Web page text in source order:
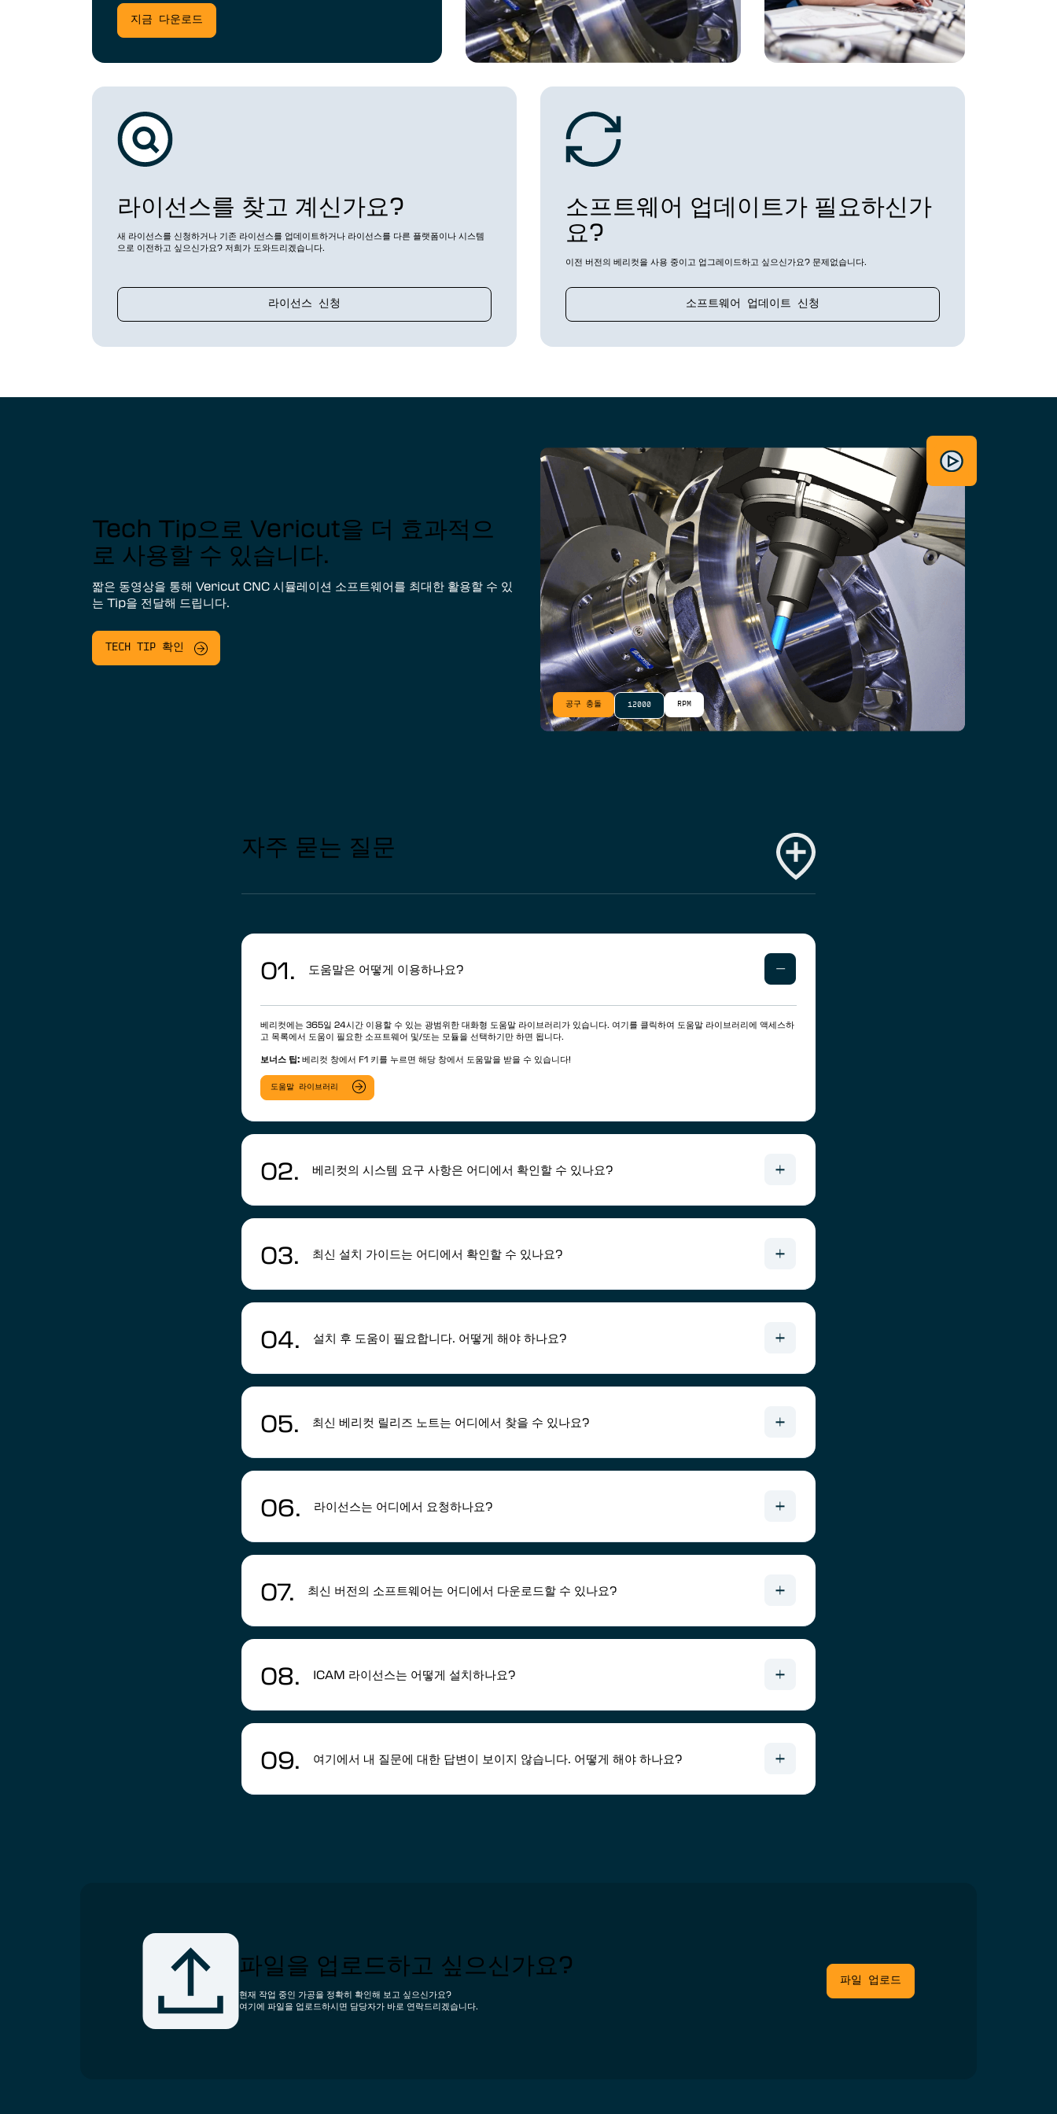
드릴링 & 패스닝
(VDAF)
포스트-프로세서
로봇 시뮬레이션 소프트웨어
Vericut AI
지금 다운로드
라이선스를 찾고 계신가요?
새 라이선스를 신청하거나 기존 라이선스를 업데이트하거나 라이선스를 다른 플랫폼이나 시스템
으로 이전하고 싶으신가요? 저희가 도와드리겠습니다.
라이선스 신청
소프트웨어 업데이트가 필요하신가
요?
이전 버전의 베리컷을 사용 중이고 업그레이드하고 싶으신가요? 문제없습니다.
소프트웨어 업데이트 신청
Tech Tip으로 Vericut을 더 효과적으
로 사용할 수 있습니다.
짧은 동영상을 통해 Vericut CNC 시뮬레이션 소프트웨어를 최대한 활용할 수 있
는 Tip을 전달해 드립니다.
TECH TIP 확인
공구 충돌 12000 RPM
자주 묻는 질문
01. 도움말은 어떻게 이용하나요?
베리컷에는 365일 24시간 이용할 수 있는 광범위한 대화형 도움말 라이브러리가 있습니다. 여기를 클릭하여 도움말 라이브러리에 액세스하
고 목록에서 도움이 필요한 소프트웨어 및/또는 모듈을 선택하기만 하면 됩니다.
보너스 팁:베리컷 창에서 F1 키를 누르면 해당 창에서 도움말을 받을 수 있습니다!
도움말 라이브러리
02. 베리컷의 시스템 요구 사항은 어디에서 확인할 수 있나요?
03. 최신 설치 가이드는 어디에서 확인할 수 있나요?
04. 설치 후 도움이 필요합니다. 어떻게 해야 하나요?
05. 최신 베리컷 릴리즈 노트는 어디에서 찾을 수 있나요?
06. 라이선스는 어디에서 요청하나요?
07. 최신 버전의 소프트웨어는 어디에서 다운로드할 수 있나요?
08. ICAM 라이선스는 어떻게 설치하나요?
09. 여기에서 내 질문에 대한 답변이 보이지 않습니다. 어떻게 해야 하나요?
파일을 업로드하고 싶으신가요?
현재 작업 중인 가공을 정확히 확인해 보고 싶으신가요?
여기에 파일을 업로드하시면 담당자가 바로 연락드리겠습니다.
파일 업로드